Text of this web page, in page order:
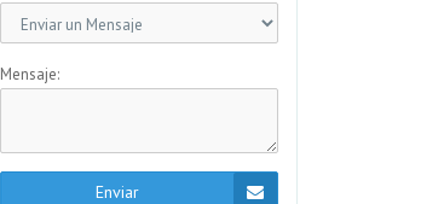
Mensaje:
Enviar